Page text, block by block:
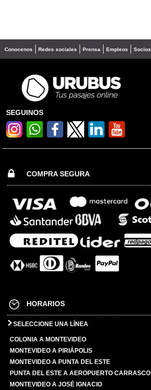
Conocenos Redes sociales Prensa Empleos Socios
SEGUINOS
COMPRA SEGURA
HORARIOS
SELECCIONE UNA LÍNEA
COLONIA A MONTEVIDEO
MONTEVIDEO A PIRIÁPOLIS
MONTEVIDEO A PUNTA DEL ESTE
PUNTA DEL ESTE A AEROPUERTO CARRASCO
MONTEVIDEO A JOSÉ IGNACIO